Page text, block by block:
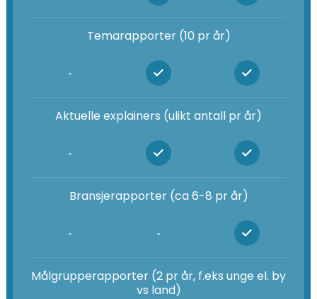
Temarapporter (10 pr år)
-
Aktuelle explainers (ulikt antall pr år)
-
Bransjerapporter (ca 6-8 pr år)
- -
Målgrupperapporter (2 pr år, f.eks unge el. by
vs land)